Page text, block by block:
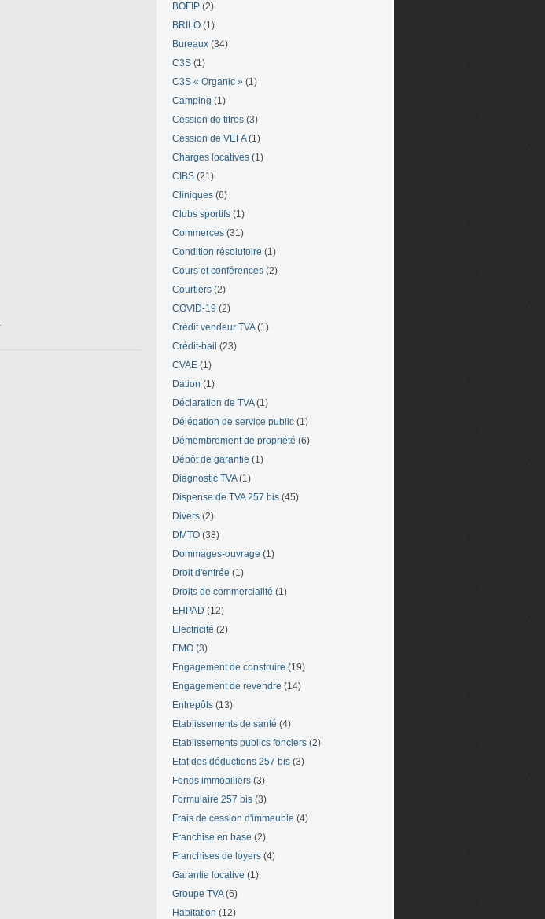
BOFIP (2)
BRILO (1)
Bureaux (34)
C3S (1)
C3S « Organic » (1)
Camping (1)
Cession de titres (3)
Cession de VEFA(1)
Charges locatives (1)
CIBS (21)
Cliniques (6)
Clubs sportifs (1)
Commerces (31)
Condition résolutoire (1)
Cours et conférences (2)
Courtiers (2)
COVID-19 (2)
Crédit vendeur TVA(1)
Crédit-bail (23)
CVAE (1)
Dation (1)
Déclaration de TVA(1)
Délégation de service public (1)
Démembrement de propriété (6)
Dépôt de garantie (1)
Diagnostic TVA(1)
Dispense de TVA 257 bis (45)
Divers (2)
DMTO (38)
Dommages-ouvrage (1)
Droit d'entrée (1)
Droits de commercialité (1)
EHPAD (12)
Electricité (2)
EMO (3)
Engagement de construire (19)
Engagement de revendre (14)
Entrepôts (13)
Etablissements de santé (4)
Etablissements publics fonciers (2)
Etat des déductions 257 bis (3)
Fonds immobiliers (3)
Formulaire 257 bis (3)
Frais de cession d'immeuble (4)
Franchise en base (2)
Franchises de loyers (4)
Garantie locative (1)
Groupe TVA(6)
Habitation (12)